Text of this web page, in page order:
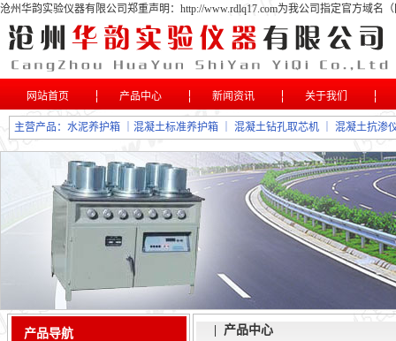
沧州华韵实验仪器有限公司郑重声明：http://www.rdlq17.com为我公司指定官方域名
网站首页 产品中心 新闻资讯 关于我们
主营产品： 水泥养护箱 混凝土标准养护箱 混凝土钻孔取芯机 混凝土抗渗
产品导航 | 产品中心